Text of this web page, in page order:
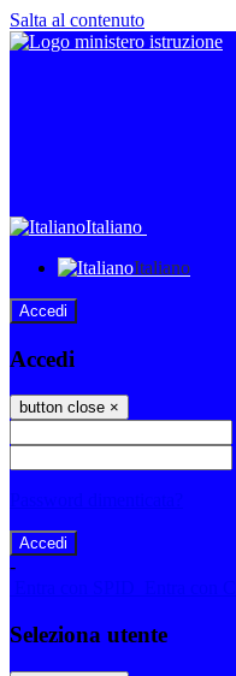
Salta al contenuto
Italiano
Italiano
Accedi
Accedi
button close ×
-
Seleziona utente